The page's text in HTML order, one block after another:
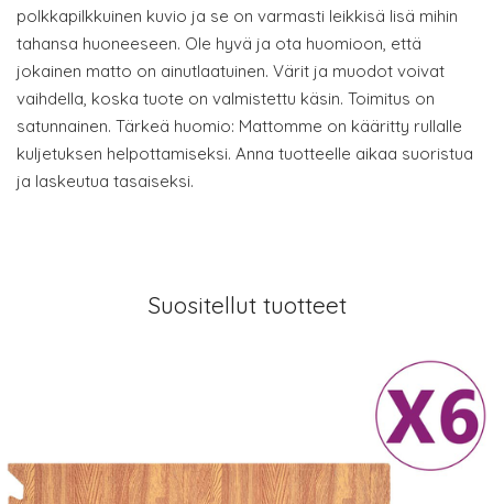
polkkapilkkuinen kuvio ja se on varmasti leikkisä lisä mihin
tahansa huoneeseen. Ole hyvä ja ota huomioon, että
jokainen matto on ainutlaatuinen. Värit ja muodot voivat
vaihdella, koska tuote on valmistettu käsin. Toimitus on
satunnainen. Tärkeä huomio: Mattomme on kääritty rullalle
kuljetuksen helpottamiseksi. Anna tuotteelle aikaa suoristua
ja laskeutua tasaiseksi.
Suositellut tuotteet